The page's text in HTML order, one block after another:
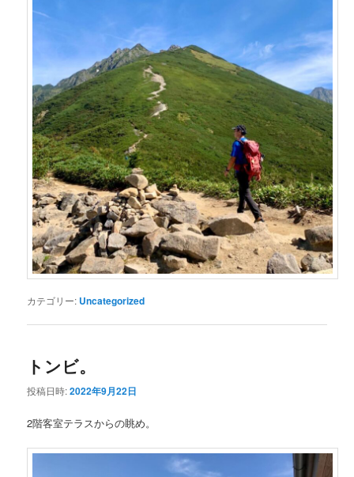
カテゴリー: Uncategorized
トンビ。
投稿日時:2022年9月22日
2階客室テラスからの眺め。